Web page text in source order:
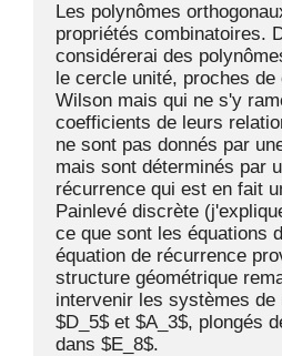
Les polynômes
propriétés combinatoires.
considérerai des
le cercle unité, proches
Wilson mais qui ne s'y
coefficients de leurs
ne sont pas donnés par
mais sont déterminés par
récurrence qui est en fait
Painlevé discrète
ce que sont les équations
équation de récurrence
structure géométrique
intervenir les systèmes de
$D_5$ et $A_3$, plongés
dans $E_8$.